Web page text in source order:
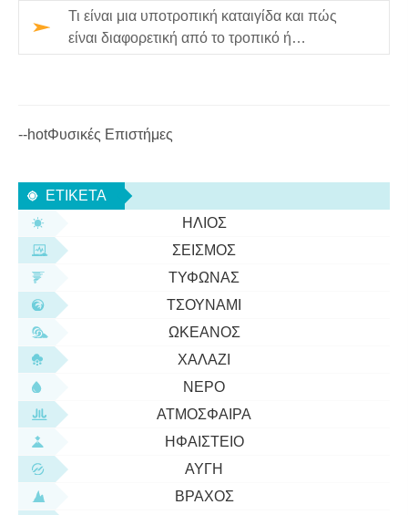
Τι είναι μια υποτροπική καταιγίδα και πώς
είναι διαφορετική από το τροπικό ή
εξωτρατριτικό σύστημα;
--hotΦυσικές Επιστήμες
ΕΤΙΚΈΤΑ
ΉΛΙΟΣ
ΣΕΙΣΜΌΣ
ΤΥΦΏΝΑΣ
ΤΣΟΥΝΆΜΙ
ΩΚΕΑΝΌΣ
ΧΑΛΆΖΙ
ΝΕΡΌ
ΑΤΜΌΣΦΑΙΡΑ
ΗΦΑΊΣΤΕΙΟ
ΑΥΓΉ
ΒΡΆΧΟΣ